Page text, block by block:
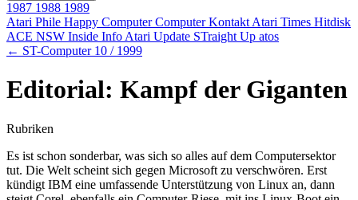
1987 1988 1989
Atari Phile Happy ComputerComputer Kontakt Atari Times Hitdisk
ACE NSW Inside Info Atari Update STraight Up atos
← ST-Computer 10 / 1999
Editorial: Kampf der Giganten
Rubriken
Es ist schon sonderbar, was sich so alles auf dem Computersektor
tut. Die Welt scheint sich gegen Microsoft zu verschwören. Erst
kündigt IBM eine umfassende Unterstützung von Linux an, dann